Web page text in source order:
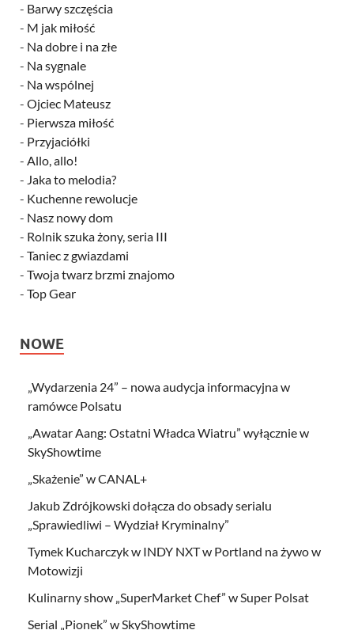
- Barwy szczęścia
- M jak miłość
- Na dobre i na złe
- Na sygnale
- Na wspólnej
- Ojciec Mateusz
- Pierwsza miłość
- Przyjaciółki
- Allo, allo!
- Jaka to melodia?
- Kuchenne rewolucje
- Nasz nowy dom
- Rolnik szuka żony, seria III
- Taniec z gwiazdami
- Twoja twarz brzmi znajomo
- Top Gear
NOWE
„Wydarzenia 24” – nowa audycja informacyjna w
ramówce Polsatu
„Awatar Aang: Ostatni Władca Wiatru” wyłącznie w
SkyShowtime
„Skażenie” w CANAL+
Jakub Zdrójkowski dołącza do obsady serialu
„Sprawiedliwi – Wydział Kryminalny”
Tymek Kucharczyk w INDY NXT w Portland na żywo w
Motowizji
Kulinarny show „SuperMarket Chef” w Super Polsat
Serial „Pionek” w SkyShowtime